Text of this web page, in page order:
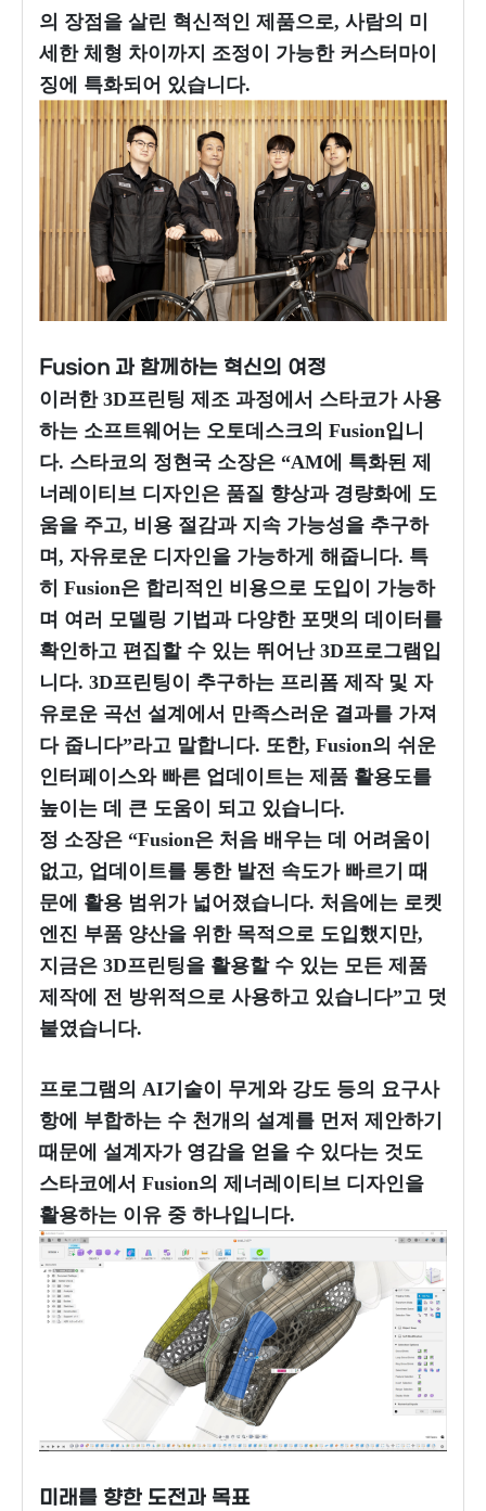
의 장점을 살린 혁신적인 제품으로, 사람의 미
세한 체형 차이까지 조정이 가능한 커스터마이
징에 특화되어 있습니다.
Fusion 과 함께하는 혁신의 여정
이러한 3D프린팅 제조 과정에서 스타코가 사용
하는 소프트웨어는 오토데스크의 Fusion입니
다. 스타코의 정현국 소장은 “AM에 특화된 제
너레이티브 디자인은 품질 향상과 경량화에 도
움을 주고, 비용 절감과 지속 가능성을 추구하
며, 자유로운 디자인을 가능하게 해줍니다. 특
히 Fusion은 합리적인 비용으로 도입이 가능하
며 여러 모델링 기법과 다양한 포맷의 데이터를
확인하고 편집할 수 있는 뛰어난 3D프로그램입
니다. 3D프린팅이 추구하는 프리폼 제작 및 자
유로운 곡선 설계에서 만족스러운 결과를 가져
다 줍니다”라고 말합니다. 또한, Fusion의 쉬운
인터페이스와 빠른 업데이트는 제품 활용도를
높이는 데 큰 도움이 되고 있습니다.
정 소장은 “Fusion은 처음 배우는 데 어려움이
없고, 업데이트를 통한 발전 속도가 빠르기 때
문에 활용 범위가 넓어졌습니다. 처음에는 로켓
엔진 부품 양산을 위한 목적으로 도입했지만,
지금은 3D프린팅을 활용할 수 있는 모든 제품
제작에 전 방위적으로 사용하고 있습니다”고 덧
붙였습니다.
프로그램의 AI기술이 무게와 강도 등의 요구사
항에 부합하는 수 천개의 설계를 먼저 제안하기
때문에 설계자가 영감을 얻을 수 있다는 것도
스타코에서 Fusion의 제너레이티브 디자인을
활용하는 이유 중 하나입니다.
미래를 향한 도전과 목표